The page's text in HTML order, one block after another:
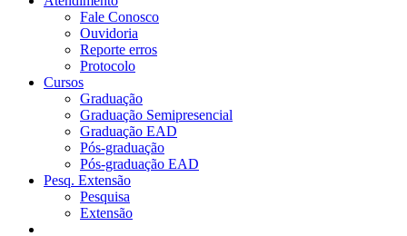
Fale Conosco
Ouvidoria
Reporte erros
Protocolo
Cursos
Graduação
Graduação Semipresencial
Graduação EAD
Pós-graduação
Pós-graduação EAD
Pesq. Extensão
Pesquisa
Extensão